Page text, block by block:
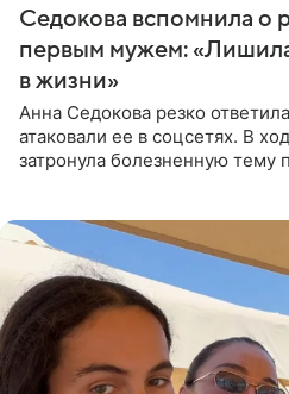
Седокова вспомнила о
первым мужем:
в жизни»
Анна Седокова резко
атаковали ее в соцсетях. В
затронула болезненную тему